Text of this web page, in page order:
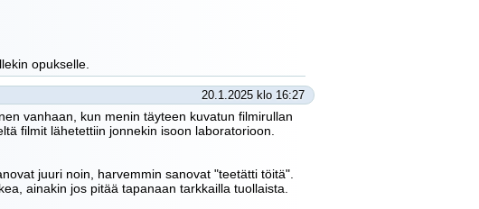
opukselle.
20.1.2025 klo 16:27
vanhaan, kun menin täyteen kuvatun filmirullan
filmit lähetettiin jonnekin isoon laboratorioon.
juuri noin, harvemmin sanovat "teetätti töitä".
ainakin jos pitää tapanaan tarkkailla tuollaista.